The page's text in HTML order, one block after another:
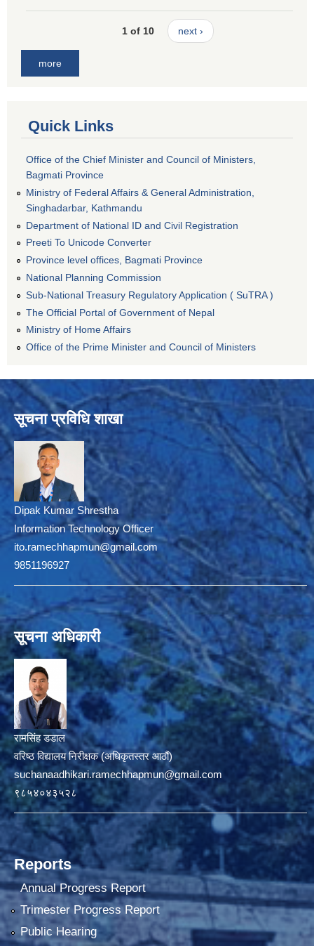
1 of 10 next ›
more
Quick Links
Office of the Chief Minister and Council of Ministers,
Bagmati Province
Ministry of Federal Affairs & General Administration,
Singhadarbar, Kathmandu
Department of National ID and Civil Registration
Preeti To Unicode Converter
Province level offices, Bagmati Province
National Planning Commission
Sub-National Treasury Regulatory Application ( SuTRA )
The Official Portal of Government of Nepal
Ministry of Home Affairs
Office of the Prime Minister and Council of Ministers
सूचना प्रविधि शाखा
Dipak Kumar Shrestha
Information Technology Officer
ito.ramechhapmun@gmail.com
9851196927
सूचना अधिकारी
रामसिंह डडाल
वरिष्ठ विद्यालय निरीक्षक (अधिकृतस्तर आठौं)
suchanaadhikari.ramechhapmun@gmail.com
९८५४०४३५२८
Reports
Annual Progress Report
Trimester Progress Report
Public Hearing